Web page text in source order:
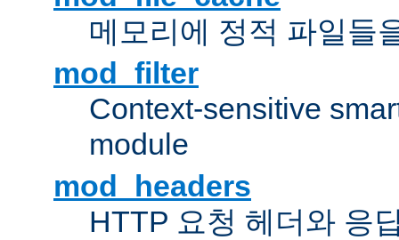
메모리에 정적 파일들
mod_filter
Context-sensitive
module
mod_headers
HTTP 요청 헤더와 응